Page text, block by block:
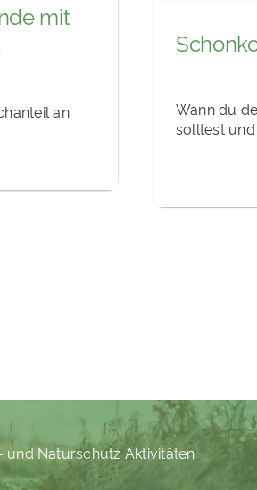
mit
an
Wann du
solltest
und Naturschutz Aktivitäten